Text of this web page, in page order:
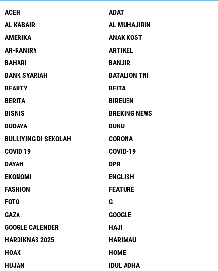
ACEH
ADAT
AL KABAIR
AL MUHAJIRIN
AMERIKA
ANAK KOST
AR-RANIRY
ARTIKEL
BAHARI
BANJIR
BANK SYARIAH
BATALION TNI
BEAUTY
BEITA
BERITA
BIREUEN
BISNIS
BREKING NEWS
BUDAYA
BUKU
BULLIYING DI SEKOLAH
CORONA
COVID 19
COVID-19
DAYAH
DPR
EKONOMI
ENGLISH
FASHION
FEATURE
FOTO
G
GAZA
GOOGLE
GOOGLE CALENDER
HAJI
HARDIKNAS 2025
HARIMAU
HOAX
HOME
HUJAN
IDUL ADHA